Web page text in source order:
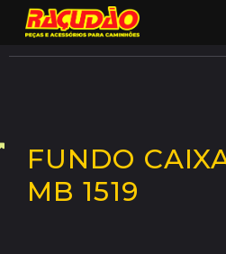
FUNDO
MB 1519